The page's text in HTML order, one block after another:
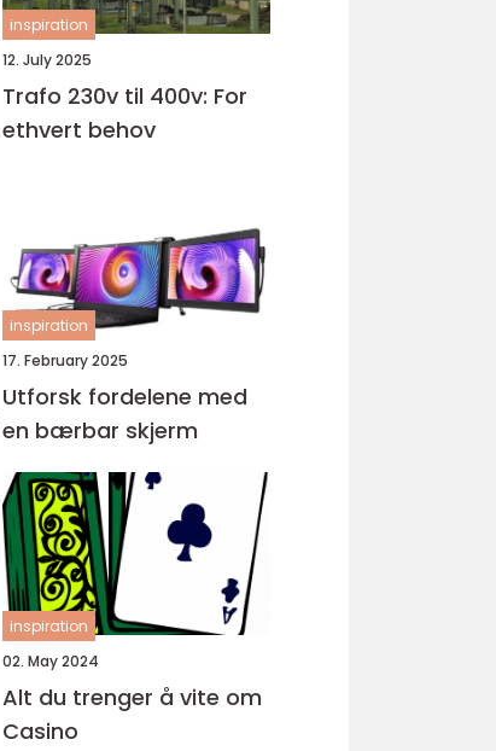
inspiration
12. July 2025
Trafo 230v til 400v: For
ethvert behov
inspiration
17. February 2025
Utforsk fordelene med
en bærbar skjerm
inspiration
02. May 2024
Alt du trenger å vite om
Casino